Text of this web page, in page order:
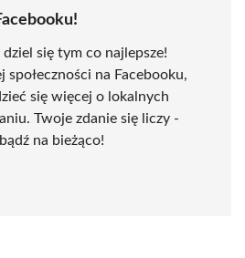
się tym co najlepsze!
społeczności na Facebooku,
się więcej o lokalnych
Twoje zdanie się liczy -
na bieżąco!